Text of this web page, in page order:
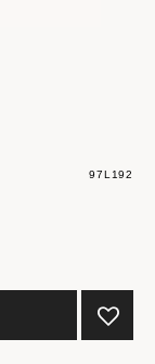
97L192